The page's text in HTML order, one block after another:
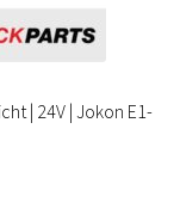
| 24V | Jokon E1-